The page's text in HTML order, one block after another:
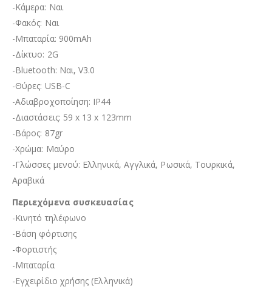
-Κάμερα: Ναι
-Φακός: Ναι
-Μπαταρία: 900mAh
-Δίκτυο: 2G
-Bluetooth: Ναι, V3.0
-Θύρες: USB-C
-Αδιαβροχοποίηση: IP44
-Διαστάσεις: 59 x 13 x 123mm
-Βάρος: 87gr
-Χρώμα: Μαύρο
-Γλώσσες μενού: Ελληνικά, Αγγλικά, Ρωσικά, Τουρκικά,
Αραβικά
Περιεχόμενα συσκευασίας
-Κινητό τηλέφωνο
-Βάση φόρτισης
-Φορτιστής
-Μπαταρία
-Εγχειρίδιο χρήσης (Ελληνικά)